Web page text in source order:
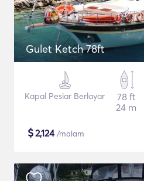
Gulet Ketch 78ft
Kapal Pesiar Berlayar
78 ft
24 m
$2,124/malam